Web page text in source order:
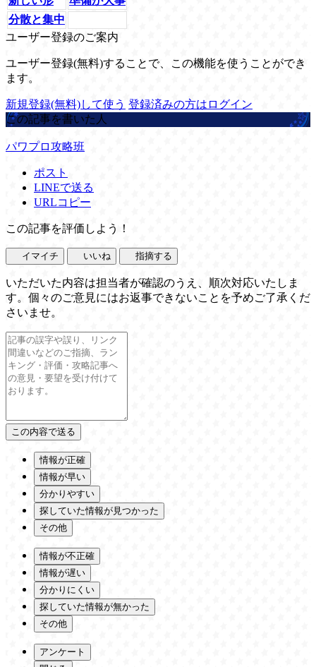
分散と集中
ユーザー登録のご案内
ユーザー登録(無料)することで、この機能を使うことができ
ます。
新規登録(無料)して使う 登録済みの方はログイン
この記事を書いた人
パワプロ攻略班
ポスト
LINEで送る
URLコピー
この記事を評価しよう！
イマイチ いいね 指摘する
いただいた内容は担当者が確認のうえ、順次対応いたしま
す。個々のご意見にはお返事できないことを予めご了承くだ
さいませ。
情報が正確
情報が早い
分かりやすい
探していた情報が見つかった
その他
情報が不正確
情報が遅い
分かりにくい
探していた情報が無かった
その他
アンケート